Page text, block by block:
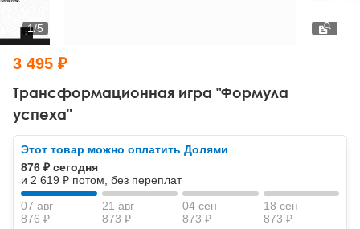
Другие направления психотерапии
Классический, эриксоновский гипноз и НЛП
НЛП
Социальная психология
Классический и юнгианский психоанализ
Трансформационная игра "Формула
успеха"
1/5
3 495 ₽
Этот товар можно оплатить Долями
876 ₽ сегодня
и 2 619 ₽ потом, без переплат
07 авг
876 ₽
21 авг
873 ₽
04 сен
873 ₽
18 сен
873 ₽